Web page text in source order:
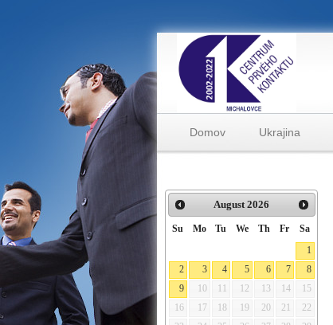
Domov Ukrajina
August 2026
Su Mo Tu We Th Fr
Sa
1
2
3 4 5 6 7
8
9
10 11 12 13 14
15
16
17 18 19 20 21
22